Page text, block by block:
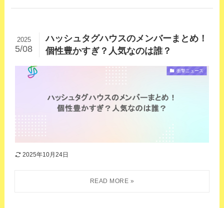
ハッシュタグハウスのメンバーまとめ！
個性豊かすぎ？人気なのは誰？
2025
5/08
衝撃ニュース
2025年10月24日